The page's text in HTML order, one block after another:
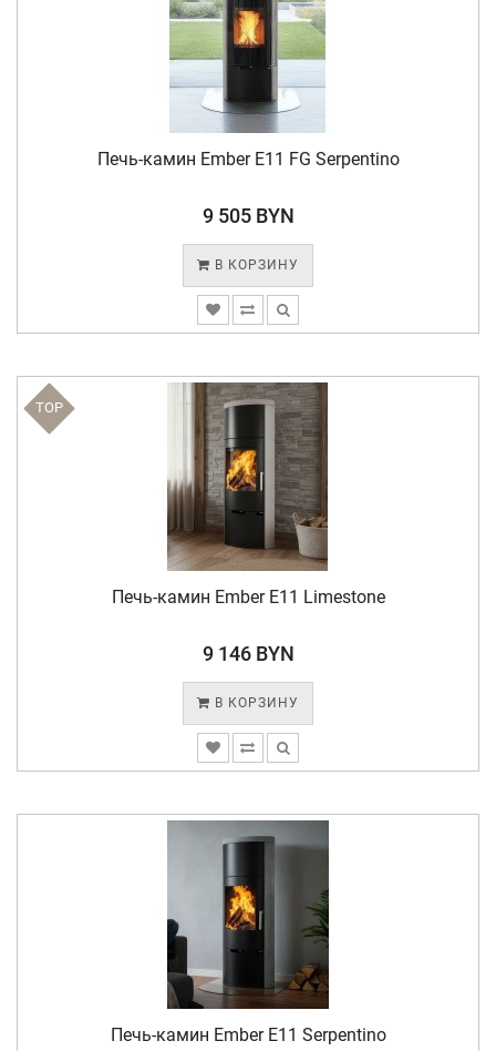
Печь-камин Ember E11 FG Serpentino
9 505 BYN
В КОРЗИНУ
TOP
Печь-камин Ember E11 Limestone
9 146 BYN
В КОРЗИНУ
Печь-камин Ember E11 Serpentino